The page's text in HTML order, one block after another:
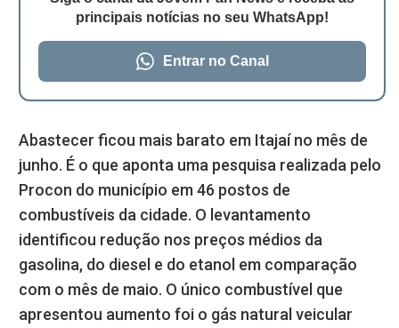
principais notícias no seu WhatsApp!
Entrar no Canal
Abastecer ficou mais barato em Itajaí no mês de
junho. É o que aponta uma pesquisa realizada pelo
Procon do município em 46 postos de
combustíveis da cidade. O levantamento
identificou redução nos preços médios da
gasolina, do diesel e do etanol em comparação
com o mês de maio. O único combustível que
apresentou aumento foi o gás natural veicular